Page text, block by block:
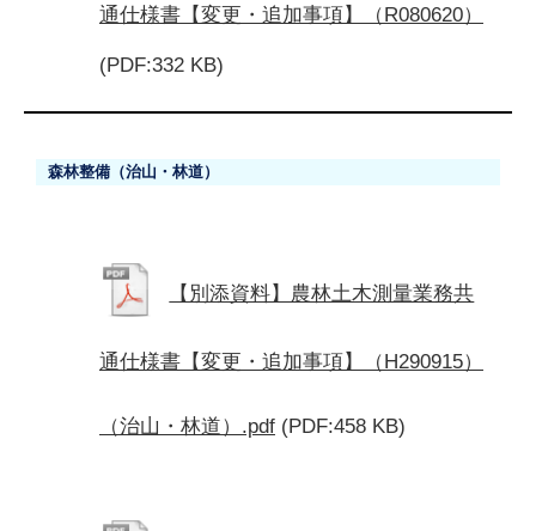
通仕様書【変更・追加事項】（R080620）
(PDF:332 KB)
森林整備（治山・林道）
【別添資料】農林土木測量業務共
通仕様書【変更・追加事項】（H290915）
（治山・林道）.pdf (PDF:458 KB)